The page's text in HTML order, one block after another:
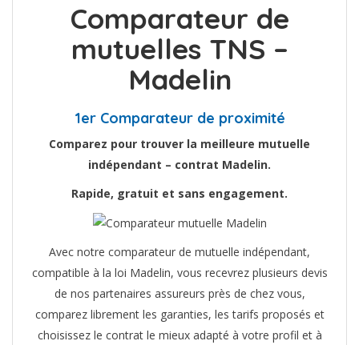
Comparateur de
mutuelles TNS –
Madelin
1er Comparateur de proximité
Comparez pour trouver la meilleure mutuelle
indépendant – contrat Madelin.
Rapide, gratuit et sans engagement.
Avec notre comparateur de mutuelle indépendant,
compatible à la loi Madelin, vous recevrez plusieurs devis
de nos partenaires assureurs près de chez vous,
comparez librement les garanties, les tarifs proposés et
choisissez le contrat le mieux adapté à votre profil et à